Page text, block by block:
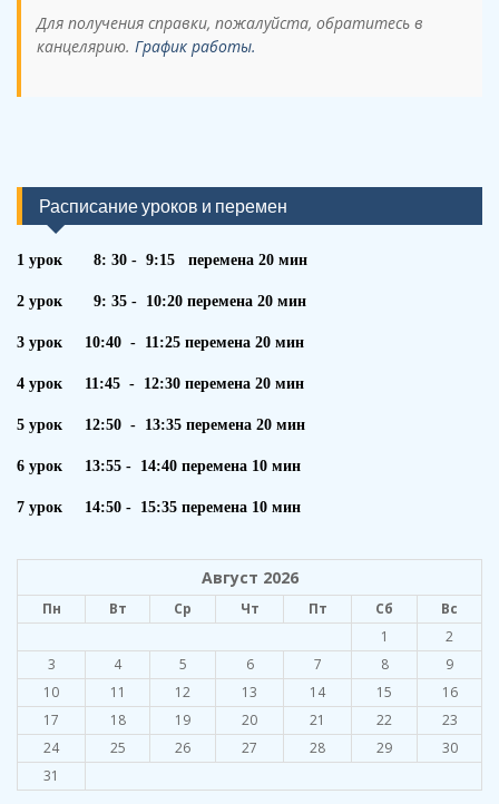
Для получения справки, пожалуйста, обратитесь в
канцелярию. График работы.
Расписание уроков и перемен
1 урок 8: 30 - 9:15 перемена 20 мин
2 урок 9: 35 - 10:20 перемена 20 мин
3 урок 10:40 - 11:25 перемена 20 мин
4 урок 11:45 - 12:30 перемена 20 мин
5 урок 12:50 - 13:35 перемена 20 мин
6 урок 13:55 - 14:40 перемена 10 мин
7 урок 14:50 - 15:35 перемена 10 мин
Август 2026
Пн Вт Ср Чт Пт Сб
Вс
1
2
3
4 5 6 7 8
9
10
11 12 13 14 15
16
17
18 19 20 21 22
23
24
25 26 27 28 29
30
31